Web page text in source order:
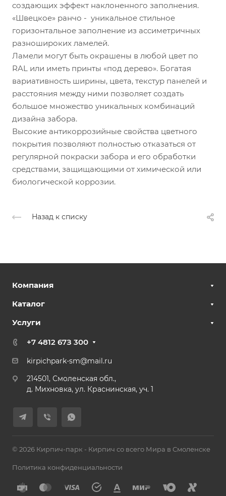
создающих эффект наклоненного заполнения.
«Швецкое» ранчо - уникальное стильное
горизонтальное заполнение из ассиметричных
разношироких ламелей.
Ламели могут быть окрашены в любой цвет по
RAL или иметь принты «под дерево». Богатая
вариативность ширины, цвета, текстур панелей и
расстояния между ними позволяет создать
большое множество уникальных комбинаций
дизайна забора.
Высокие антикоррозийные свойства цветного
покрытия позволяют полностью отказаться от
регулярной покраски забора и его обработки
средствами, защищающими от химической или
биологической коррозии.
Назад к списку
Компания
Каталог
Услуги
+7 4812 67З 300
kirpichpark-sm@mail.ru
214501, Смоленская обл.,
д. Михновка, ул. Краснинская, уч. 1
© 2026 Кирпич-парк - Кирпич со всего Мира в Смоленске
Политика конфиденциальности